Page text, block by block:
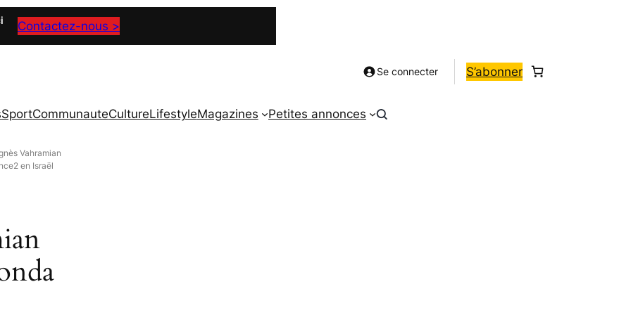
Contactez-nous >
Se connecter S’abonner
SportCommunauteCultureLifestyleMagazines Petites annonces
Vahramian
en Israël